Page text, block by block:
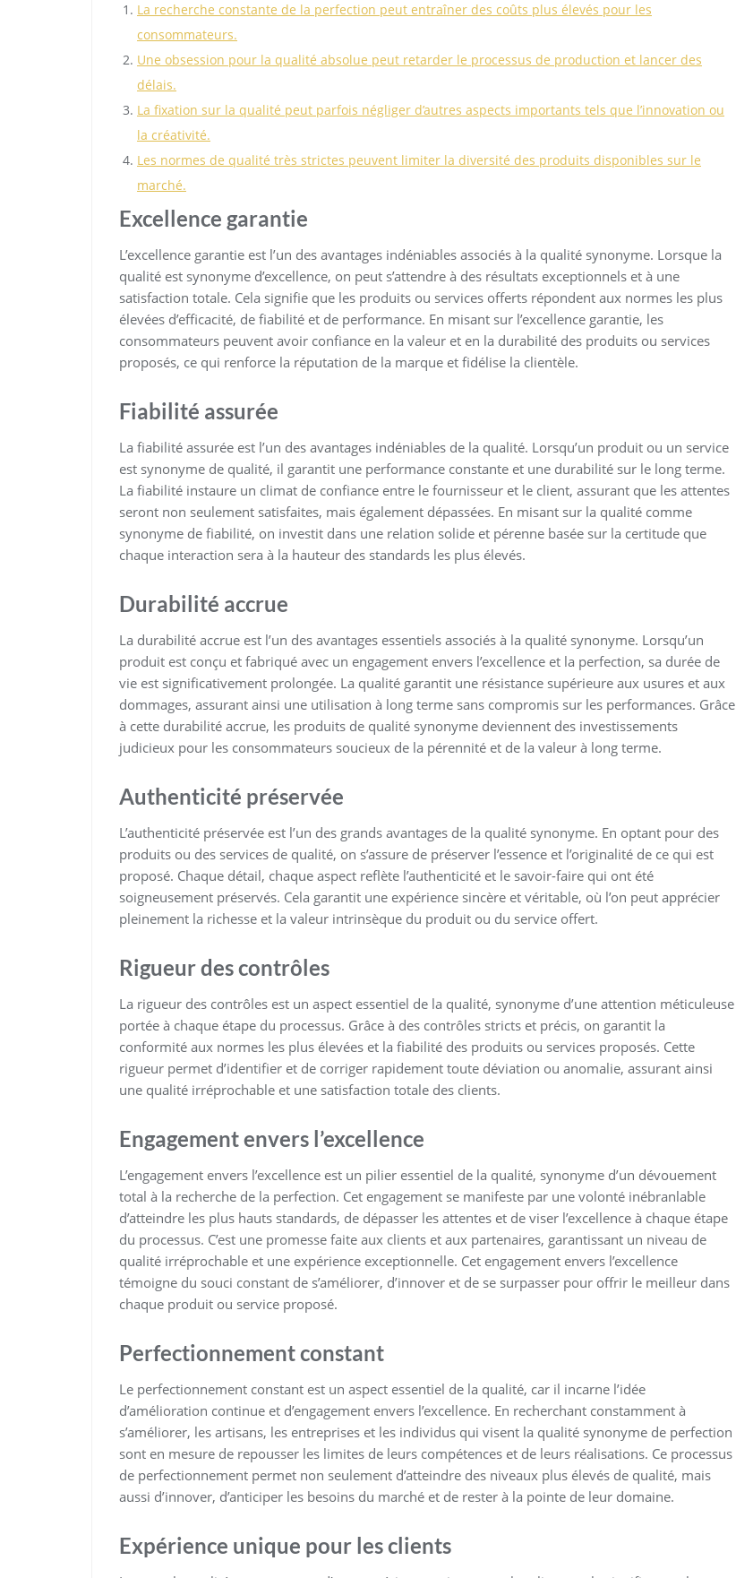
La recherche constante de la perfection peut entraîner des coûts plus élevés pour les
consommateurs.
Une obsession pour la qualité absolue peut retarder le processus de production et lancer des
délais.
La fixation sur la qualité peut parfois négliger d’autres aspects importants tels que l’innovation ou
la créativité.
Les normes de qualité très strictes peuvent limiter la diversité des produits disponibles sur le
marché.
Excellence garantie
L’excellence garantie est l’un des avantages indéniables associés à la qualité synonyme. Lorsque la
qualité est synonyme d’excellence, on peut s’attendre à des résultats exceptionnels et à une
satisfaction totale. Cela signifie que les produits ou services offerts répondent aux normes les plus
élevées d’efficacité, de fiabilité et de performance. En misant sur l’excellence garantie, les
consommateurs peuvent avoir confiance en la valeur et en la durabilité des produits ou services
proposés, ce qui renforce la réputation de la marque et fidélise la clientèle.
Fiabilité assurée
La fiabilité assurée est l’un des avantages indéniables de la qualité. Lorsqu’un produit ou un service
est synonyme de qualité, il garantit une performance constante et une durabilité sur le long terme.
La fiabilité instaure un climat de confiance entre le fournisseur et le client, assurant que les attentes
seront non seulement satisfaites, mais également dépassées. En misant sur la qualité comme
synonyme de fiabilité, on investit dans une relation solide et pérenne basée sur la certitude que
chaque interaction sera à la hauteur des standards les plus élevés.
Durabilité accrue
La durabilité accrue est l’un des avantages essentiels associés à la qualité synonyme. Lorsqu’un
produit est conçu et fabriqué avec un engagement envers l’excellence et la perfection, sa durée de
vie est significativement prolongée. La qualité garantit une résistance supérieure aux usures et aux
dommages, assurant ainsi une utilisation à long terme sans compromis sur les performances. Grâce
à cette durabilité accrue, les produits de qualité synonyme deviennent des investissements
judicieux pour les consommateurs soucieux de la pérennité et de la valeur à long terme.
Authenticité préservée
L’authenticité préservée est l’un des grands avantages de la qualité synonyme. En optant pour des
produits ou des services de qualité, on s’assure de préserver l’essence et l’originalité de ce qui est
proposé. Chaque détail, chaque aspect reflète l’authenticité et le savoir-faire qui ont été
soigneusement préservés. Cela garantit une expérience sincère et véritable, où l’on peut apprécier
pleinement la richesse et la valeur intrinsèque du produit ou du service offert.
Rigueur des contrôles
La rigueur des contrôles est un aspect essentiel de la qualité, synonyme d’une attention méticuleuse
portée à chaque étape du processus. Grâce à des contrôles stricts et précis, on garantit la
conformité aux normes les plus élevées et la fiabilité des produits ou services proposés. Cette
rigueur permet d’identifier et de corriger rapidement toute déviation ou anomalie, assurant ainsi
une qualité irréprochable et une satisfaction totale des clients.
Engagement envers l’excellence
L’engagement envers l’excellence est un pilier essentiel de la qualité, synonyme d’un dévouement
total à la recherche de la perfection. Cet engagement se manifeste par une volonté inébranlable
d’atteindre les plus hauts standards, de dépasser les attentes et de viser l’excellence à chaque étape
du processus. C’est une promesse faite aux clients et aux partenaires, garantissant un niveau de
qualité irréprochable et une expérience exceptionnelle. Cet engagement envers l’excellence
témoigne du souci constant de s’améliorer, d’innover et de se surpasser pour offrir le meilleur dans
chaque produit ou service proposé.
Perfectionnement constant
Le perfectionnement constant est un aspect essentiel de la qualité, car il incarne l’idée
d’amélioration continue et d’engagement envers l’excellence. En recherchant constamment à
s’améliorer, les artisans, les entreprises et les individus qui visent la qualité synonyme de perfection
sont en mesure de repousser les limites de leurs compétences et de leurs réalisations. Ce processus
de perfectionnement permet non seulement d’atteindre des niveaux plus élevés de qualité, mais
aussi d’innover, d’anticiper les besoins du marché et de rester à la pointe de leur domaine.
Expérience unique pour les clients